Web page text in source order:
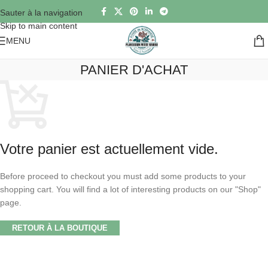
Sauter à la navigation
Skip to main content
MENU
PANIER D'ACHAT
Votre panier est actuellement vide.
Before proceed to checkout you must add some products to your
shopping cart. You will find a lot of interesting products on our "Shop"
page.
RETOUR À LA BOUTIQUE